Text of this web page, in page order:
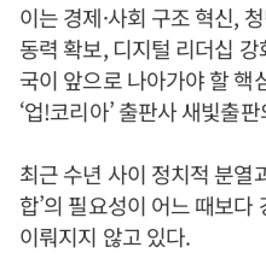
이는 경제·사회 구조 혁신,
동력 확보, 디지털 리더십
국이 앞으로 나아가야 할 핵
‘업!코리아’ 출판사 새빛출
최근 수년 사이 정치적 분열
합’의 필요성이 어느 때보
이뤄지지 않고 있다.